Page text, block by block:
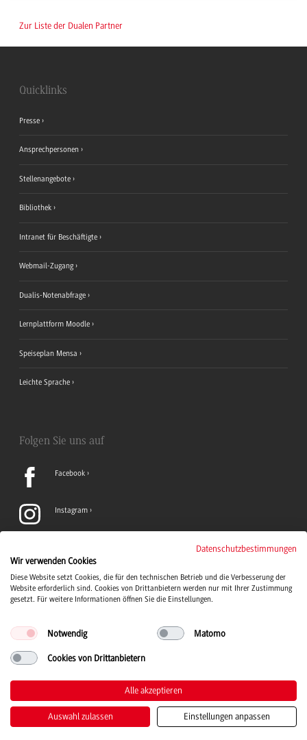
Zur Liste der Dualen Partner
Quicklinks
Presse
Ansprechpersonen
Stellenangebote
Bibliothek
Intranet für Beschäftigte
Webmail-Zugang
Dualis-Notenabfrage
Lernplattform Moodle
Speiseplan Mensa
Leichte Sprache
Folgen Sie uns auf
Facebook
Instagram
TikTok
© 2026 Duale Hochschule Baden-Württemberg
Kontakt Impressum Barrierefreiheit
Datenschutzbestimmungen
Wir verwenden Cookies
Diese Website setzt Cookies, die für den technischen Betrieb und die Verbesserung der
Website erforderlich sind. Cookies von Drittanbietern werden nur mit Ihrer Zustimmung
gesetzt. Für weitere Informationen öffnen Sie die Einstellungen.
Notwendig Matomo
Cookies von Drittanbietern
Alle akzeptieren
Auswahl zulassen Einstellungen anpassen